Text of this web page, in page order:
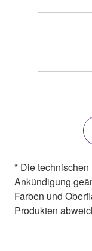
* Die
Ankündigung
Farben und
Produkten